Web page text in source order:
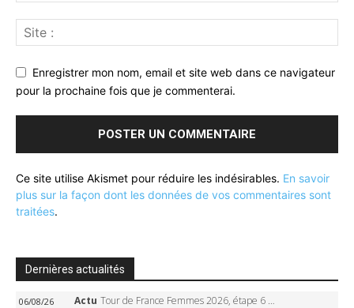
Enregistrer mon nom, email et site web dans ce navigateur
pour la prochaine fois que je commenterai.
Ce site utilise Akismet pour réduire les indésirables. En savoir
plus sur la façon dont les données de vos commentaires sont
traitées.
Dernières actualités
06/08/26 Actu Tour de France Femmes 2026, étape 6 – Kim Le Court-Pienaar gagne à Tournon, Reusser en jaune